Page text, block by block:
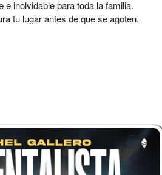
e inolvidable para toda la familia.
tu lugar antes de que se agoten.